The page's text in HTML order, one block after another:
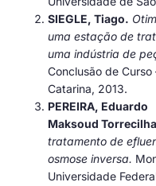
SIEGLE, Tiago.
uma estação de
uma indústria de
Conclusão de
Catarina, 2013.
PEREIRA, Eduardo
Maksoud
tratamento de
osmose inversa.
Universidade